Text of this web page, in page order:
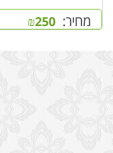
מחיר: ₪250